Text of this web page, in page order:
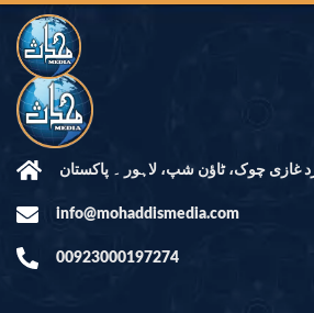
غازی چوک، ٹاؤن شپ، لاہور ۔ پاکستان
info@mohaddismedia.com
00923000197274